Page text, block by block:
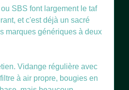
SBS font largement le taf
et c'est déjà un sacré
marques génériques à deux
Vidange régulière avec
à air propre, bougies en